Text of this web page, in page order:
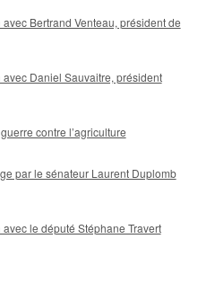
Bertrand Venteau, président de
Daniel Sauvaitre, président
contre l’agriculture
par le sénateur Laurent Duplomb
le député Stéphane Travert